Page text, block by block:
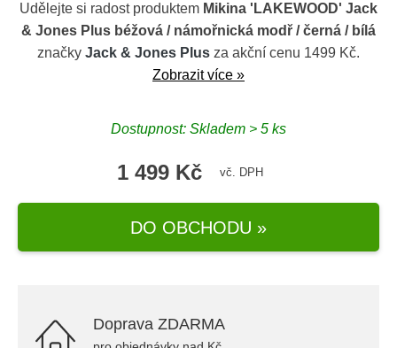
Udělejte si radost produktem Mikina 'LAKEWOOD' Jack
& Jones Plus béžová / námořnická modř / černá / bílá
značky Jack & Jones Plus za akční cenu 1499 Kč.
Zobrazit více »
Dostupnost: Skladem > 5 ks
1 499 Kč vč. DPH
DO OBCHODU »
Doprava ZDARMA